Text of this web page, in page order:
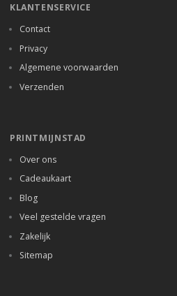
KLANTENSERVICE
Contact
Privacy
Algemene voorwaarden
Verzenden
PRINTMIJNSTAD
Over ons
Cadeaukaart
Blog
Veel gestelde vragen
Zakelijk
Sitemap